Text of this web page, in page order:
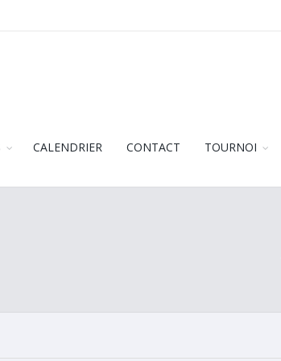
CALENDRIER CONTACT TOURNOI